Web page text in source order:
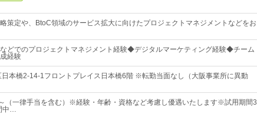
策定や、BtoC領域のサービス拡大に向けたプロジェクトマネジメントなどをお
どでのプロジェクトマネジメント経験◆デジタルマーケティング経験◆チーム
経験
日本橋2-14-1フロントプレイス日本橋6階 ※転勤当面なし（大阪事業所に異動
（一律手当を含む）※経験・年齢・資格など考慮し優遇いたします※試用期間3
中…